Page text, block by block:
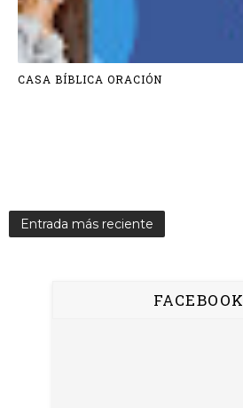
CASA BÍBLICA ORACIÓN
Entrada más reciente
FACEBOOK